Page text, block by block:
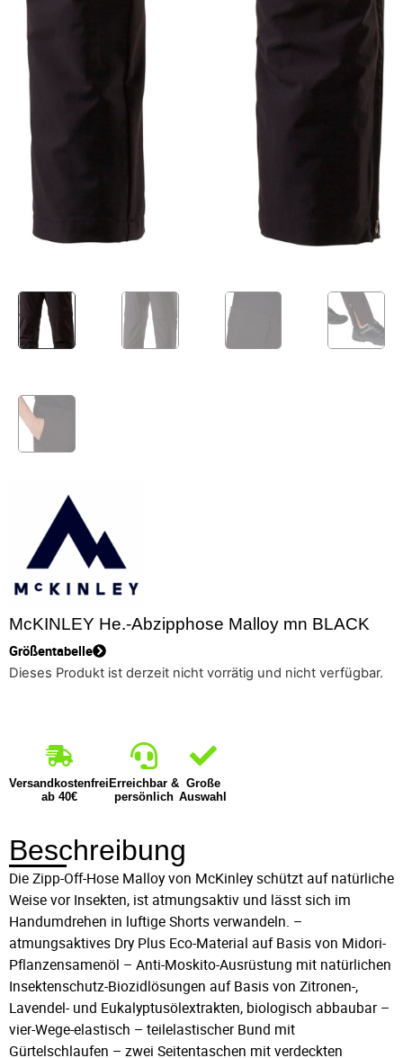
McKINLEY He.-Abzipphose Malloy mn BLACK
Größentabelle
Dieses Produkt ist derzeit nicht vorrätig und nicht verfügbar.
Versandkostenfrei
ab 40€
Erreichbar &
persönlich
Große
Auswahl
Beschreibung
Die Zipp-Off-Hose Malloy von McKinley schützt auf natürliche
Weise vor Insekten, ist atmungsaktiv und lässt sich im
Handumdrehen in luftige Shorts verwandeln. –
atmungsaktives Dry Plus Eco-Material auf Basis von Midori-
Pflanzensamenöl – Anti-Moskito-Ausrüstung mit natürlichen
Insektenschutz-Biozidlösungen auf Basis von Zitronen-,
Lavendel- und Eukalyptusölextrakten, biologisch abbaubar –
vier-Wege-elastisch – teilelastischer Bund mit
Gürtelschlaufen – zwei Seitentaschen mit verdeckten